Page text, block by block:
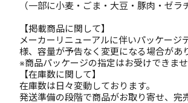
（一部に小麦・ごま・大豆・豚肉・ゼラ
【掲載商品に関して】
メーカーリニューアルに伴いパッケージ
様、容量が予告なく変更になる場合があ
※商品パッケージの指定はお受けできませ
【在庫数に関して】
在庫数は日々変動しております。
発送準備の段階で商品がお取り寄せ、完